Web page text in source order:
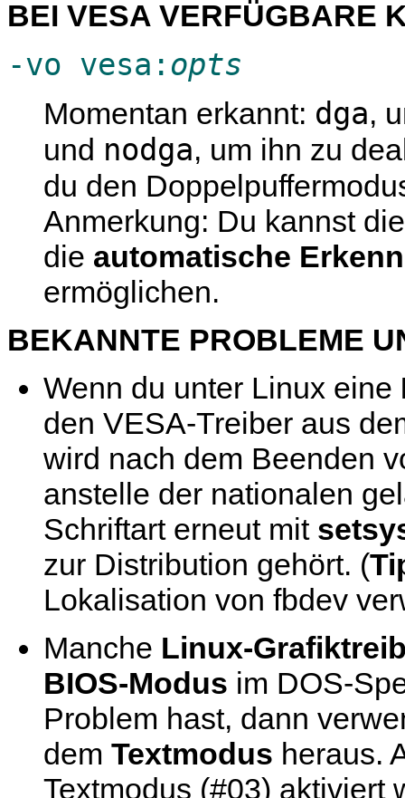
BEI VESA VERFÜGBARE
-vo vesa: opts
Momentan erkannt: dga,
und nodga, um ihn zu
du den
Anmerkung: Du kannst
die automatische
ermöglichen.
BEKANNTE PROBLEME
Wenn du unter Linux eine
den VESA-Treiber aus
wird nach dem Beenden
anstelle der nationalen
Schriftart erneut mit
zur Distribution gehört. (
Lokalisation von fbdev
Manche Linux-
BIOS-Modus im DOS-
Problem hast, dann
dem Textmodus heraus.
Textmodus (#03) aktiviert